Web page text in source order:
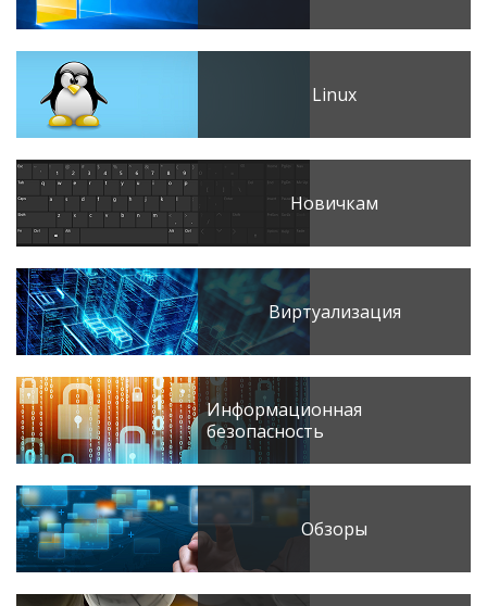
Linux
Новичкам
Виртуализация
Информационная
безопасность
Обзоры